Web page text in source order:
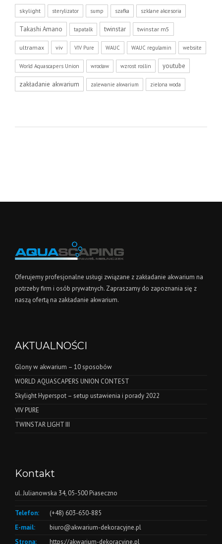
skylight sterylizator sump szafka szklane akcesoria
Takashi Amano tapatalk twinstar twinstar m5
ultramax viv VIV Pure WAUC WAUC regulamin website
World Aquascapers Union wrocław wzrost roślin youtube
zakładanie akwarium zalewanie akwarium zielona woda
Oferujemy profesjonalne usługi związane z zakładanie akwarium na
potrzeby firm i osób prywatnych. Zapraszamy do zapoznania się z
naszą ofertą na zakładanie akwarium.
AKTUALNOŚCI
Glony w akwarium – 10 sposobów
WORLD AQUASCAPERS UNION CONTEST
Skylight Hyperspot – setup ustawienia i porady 2022
VIV PURE
TWINSTAR LIGHT III
Kontakt
ul. Julianowska 34, 05-500 Piaseczno
Telefon:
(+48) 603-650-885
E-mail:
biuro@akwarium-dekoracyjne.pl
Strona:
https://akwarium-dekoracyjne.pl